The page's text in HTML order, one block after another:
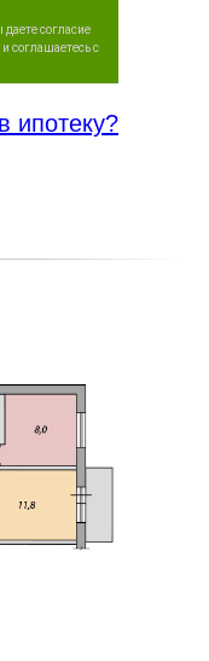
согласие
соглашаетесь c
ипотеку?